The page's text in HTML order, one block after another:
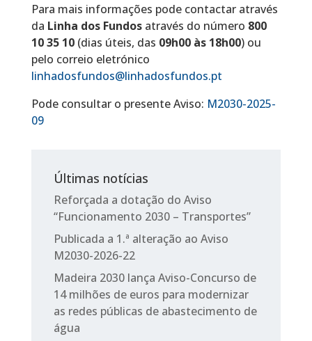
Para mais informações pode contactar através
da Linha dos Fundosatravés do número 800
10 35 10(dias úteis, das 09h00 às 18h00) ou
pelo correio eletrónico
linhadosfundos@linhadosfundos.pt
Pode consultar o presente Aviso: M2030-2025-
09
Últimas notícias
Reforçada a dotação do Aviso
“Funcionamento 2030 – Transportes”
Publicada a 1.ª alteração ao Aviso
M2030-2026-22
Madeira 2030 lança Aviso-Concurso de
14 milhões de euros para modernizar
as redes públicas de abastecimento de
água